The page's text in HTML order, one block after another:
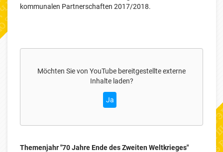
kommunalen Partnerschaften 2017/2018.
Möchten Sie von YouTube bereitgestellte externe
Inhalte laden?
Ja
Themenjahr "70 Jahre Ende des Zweiten Weltkrieges"